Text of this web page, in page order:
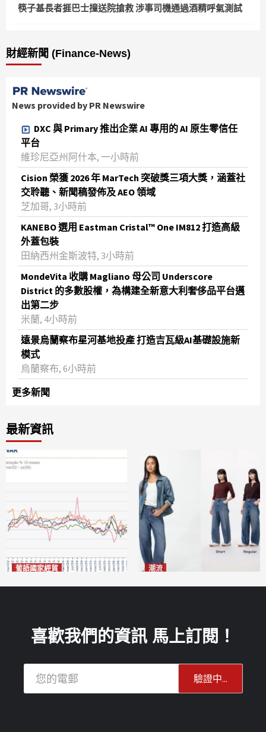
筷子基長者捱巴士撞送院搶救 涉事司機通過酒精呼氣測試
財經新聞 (Finance-News)
News provided by PR Newswire
DXC 與 Primary 推出企業 AI 專用的 AI 原生零信任
平台
維珍尼亞州阿什本, 一小時前
Cision 榮獲 2026 年 MarTech 突破獎三項大獎，涵蓋社
交聆聽、新聞稿發佈及 AEO 領域
芝加哥, 3小時前
KANEBO 選用 Eastman Cristal™ One IM812 打造高級
外蓋包裝
田納西州金斯波特, 3小時前
MondeVita 收購 Magliano 母公司 Underscore
District 的多數股權，為構建全新意大利奢侈品平台邁
出第二步
米蘭, 4小時前
遠景烏蘭察布星河基地投產 打造吉瓦級AI基礎設施新
模式
烏蘭察布, 6小時前
更多新聞
最新資訊
葡語國家經貿 潮流
喜歡我們的資訊 馬上訂閱！